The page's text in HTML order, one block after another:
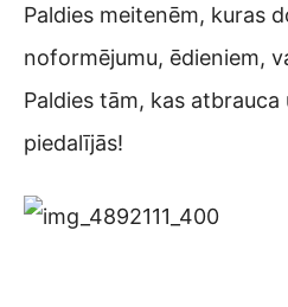
Paldies meitenēm, kuras
noformējumu, ēdieniem,
Paldies tām, kas
piedalījās!